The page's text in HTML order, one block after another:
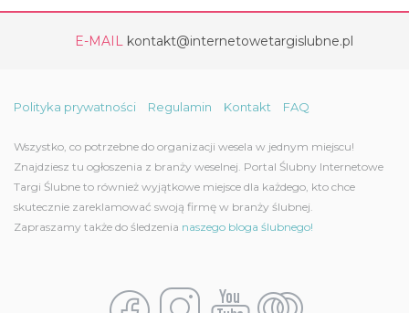
E-MAIL kontakt@internetowetargislubne.pl
Polityka prywatności Regulamin Kontakt FAQ
Wszystko, co potrzebne do organizacji wesela w jednym miejscu!
Znajdziesz tu ogłoszenia z branży weselnej. Portal Ślubny Internetowe
Targi Ślubne to również wyjątkowe miejsce dla każdego, kto chce
skutecznie zareklamować swoją firmę w branży ślubnej.
Zapraszamy także do śledzenia naszego bloga ślubnego!